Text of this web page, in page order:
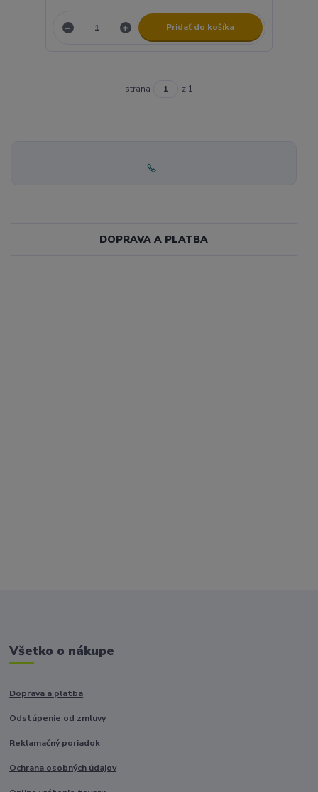
Pridať do košíka
strana z 1
DOPRAVA A PLATBA
Všetko o nákupe
Doprava a platba
Odstúpenie od zmluvy
Reklamačný poriadok
Ochrana osobných údajov